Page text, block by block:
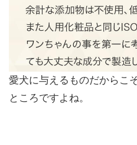
愛犬に与えるものだからこ
ところですよね。